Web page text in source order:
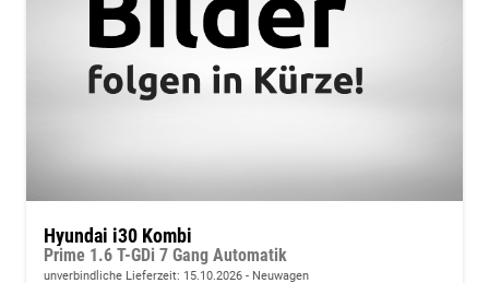
Hyundai i30 Kombi
Prime 1.6 T-GDi 7 Gang Automatik
unverbindliche Lieferzeit: 15.10.2026 Neuwagen